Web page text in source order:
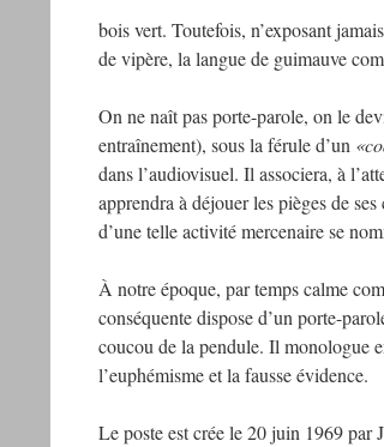
bois vert. Toutefois, n’exposant
de vipère, la langue de guimauve
On ne naît pas porte-parole, on le
entraînement), sous la férule d’un
dans l’audiovisuel. Il associera, à
apprendra à déjouer les pièges de
d’une telle activité mercenaire se
À notre époque, par temps calme
conséquente dispose d’un porte-
coucou de la pendule. Il monologue
l’euphémisme et la fausse évidence.
Le poste est crée le 20 juin 1969